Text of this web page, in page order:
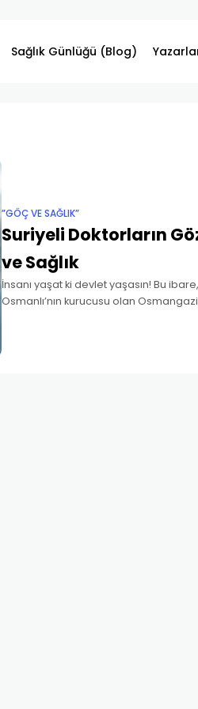
Sağlık Günlüğü (Blog)
”GÖÇ VE SAĞLIK”
Suriyeli Doktorların
ve Sağlık
İnsanı yaşat ki devlet yaşasın! Bu
Osmanlı’nın kurucusu olan